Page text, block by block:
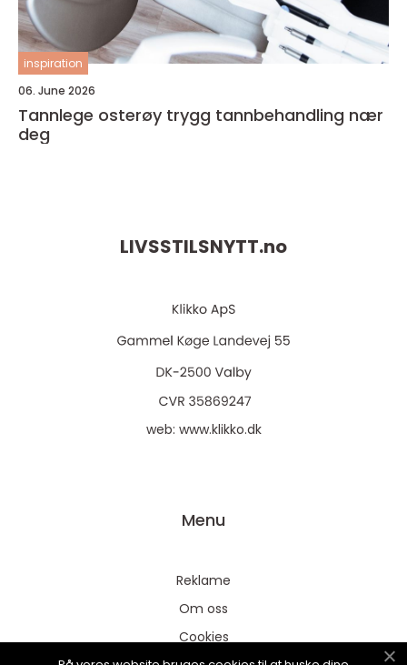
inspiration
06. June 2026
Tannlege osterøy trygg tannbehandling nær
deg
LIVSSTILSNYTT.no
web: www.klikko.dk
Menu
Reklame
Om oss
Cookies